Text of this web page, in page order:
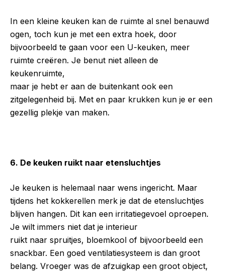
In een kleine keuken kan de ruimte al snel benauwd
ogen, toch kun je met een extra hoek, door
bijvoorbeeld te gaan voor een U-keuken, meer
ruimte creëren. Je benut niet alleen de
keukenruimte,
maar je hebt er aan de buitenkant ook een
zitgelegenheid bij. Met en paar krukken kun je er een
gezellig plekje van maken.
6. De keuken ruikt naar etensluchtjes
Je keuken is helemaal naar wens ingericht. Maar
tijdens het kokkerellen merk je dat de etensluchtjes
blijven hangen. Dit kan een irritatiegevoel oproepen.
Je wilt immers niet dat je interieur
ruikt naar spruitjes, bloemkool of bijvoorbeeld een
snackbar. Een goed ventilatiesysteem is dan groot
belang. Vroeger was de afzuigkap een groot object,